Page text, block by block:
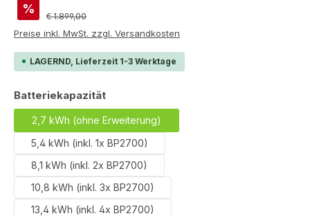
% Regulärer Preis:
€ 1.899,00
Preise inkl. MwSt. zzgl. Versandkosten
LAGERND, Lieferzeit 1-3 Werktage
Batteriekapazitätauswählen
2,7 kWh (ohne Erweiterung)
5,4 kWh (inkl. 1x BP2700)
8,1 kWh (inkl. 2x BP2700)
10,8 kWh (inkl. 3x BP2700)
13,4 kWh (inkl. 4x BP2700)